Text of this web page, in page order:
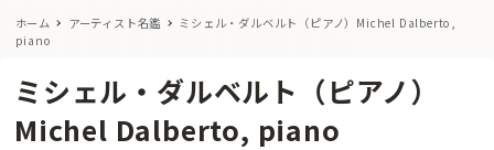
ホーム アーティスト名鑑
ミシェル・ダルベルト（ピアノ）Michel Dalberto,
piano
ミシェル・ダルベルト（ピアノ）
Michel Dalberto, piano